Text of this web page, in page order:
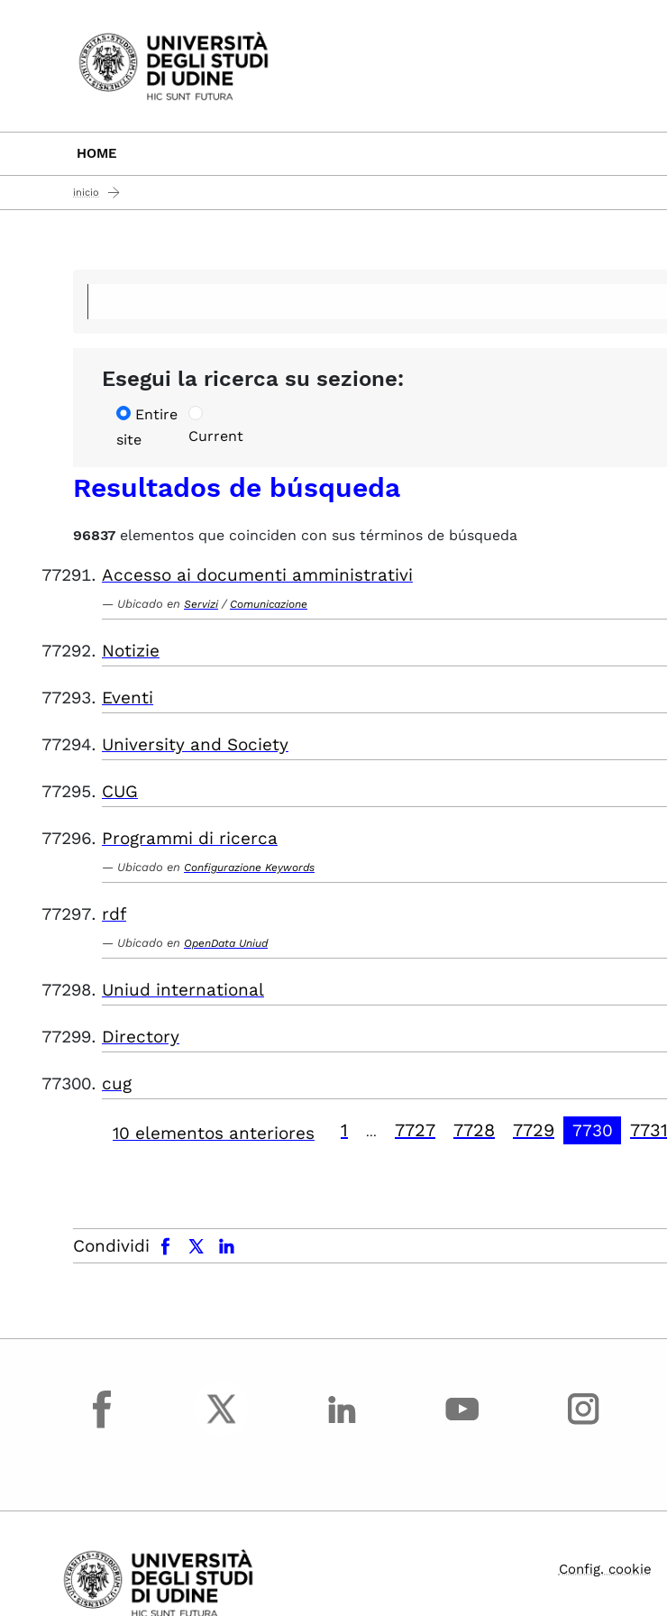
Passa al contenuto principale
HOME
inicio
Esegui la ricerca su sezione:
Entire
site
Current
Resultados de búsqueda
96837 elementos que coinciden con sus términos de búsqueda
Accesso ai documenti amministrativi
Ubicado en Servizi / Comunicazione
Notizie
Eventi
University and Society
CUG
Programmi di ricerca
Ubicado en Configurazione Keywords
rdf
Ubicado en OpenData Uniud
Uniud international
Directory
cug
10 elementos anteriores 1 7727 7728 7729 7730 7731
Condividi
facebook x.com linkedin
facebook
Config. cookie